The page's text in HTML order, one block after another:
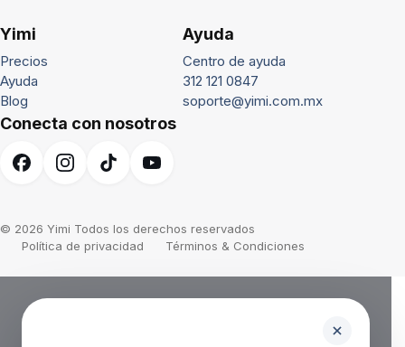
Yimi
Precios
Ayuda
Blog
Ayuda
Centro de ayuda
312 121 0847
soporte@yimi.com.mx
Conecta con nosotros
© 2026 Yimi Todos los derechos reservados
Política de privacidad
Términos & Condiciones